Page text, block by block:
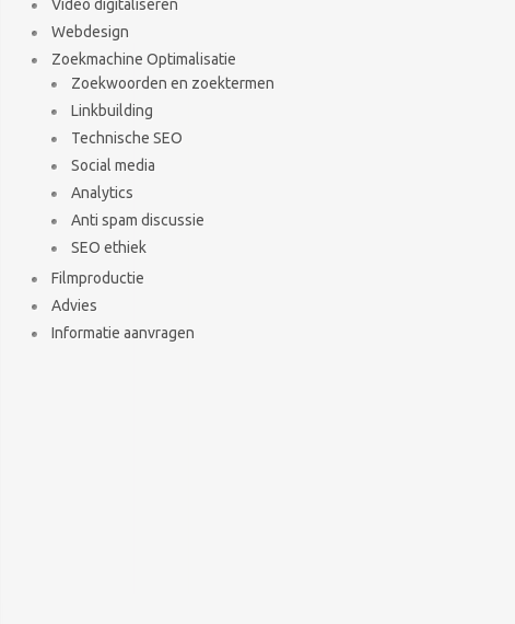
Video digitaliseren
Webdesign
Zoekmachine Optimalisatie
Zoekwoorden en zoektermen
Linkbuilding
Technische SEO
Social media
Analytics
Anti spam discussie
SEO ethiek
Filmproductie
Advies
Informatie aanvragen